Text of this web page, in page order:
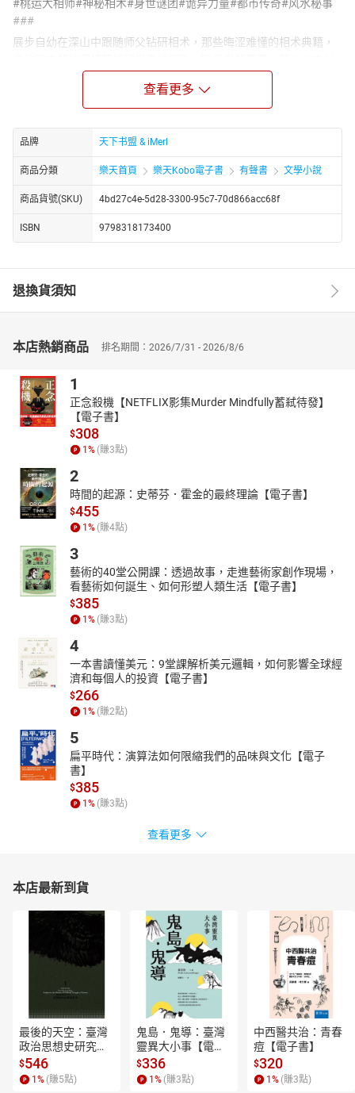
#桃运大相师#神秘相术#身世谜团#诡异力量#都市传奇#风水秘事
###
展步自幼在深山中跟随师父钻研相术，那些晦涩难懂的相术典籍，
外面世界的渴望愈发强烈，最终他毅然辞别师父，一头扎进了那繁
异彩。他时而为商界大佬指点迷津，助其事业蒸蒸日上；时而又为
普通百姓排忧解难，化解生活中的种种危机。一次次的成功，让他
在相术界声名鹊起，创下了属于自己的辉煌业绩。
可随着他在江湖中越走越深，一些隐藏在背后的端倪也逐渐浮出水
面。在槐陵，一股神秘而邪恶的力量悄然作妖，竟让风水界如泰山
北斗般的四位大师三死一疯，现场那诡异的蓝色符箓更是让人毛骨
悚然，这背后究竟隐藏着怎样的阴谋？而更让展步困惑不已的是自
得，在这片神秘而广袤的华夏大地上，似乎隐藏着无数可怕而又令
人着迷的存在……
http://www.youtube.com/channel/UC2yhCURng4uUj_phEqZwKig/
查看更多
品牌 天下书盟 & iMerl
商品分類 樂天首頁 樂天Kobo電子書 有聲書 文學小說
商品貨號(SKU) 4bd27c4e-5d28-3300-95c7-70d866acc68f
ISBN 9798318173400
退換貨須知
本店熱銷商品 排名期間：2026/7/31 - 2026/8/6
1
正念殺機【NETFLIX影集Murder Mindfully蓄弒待發】
【電子書】
$308
1 % (賺3點)
2
時間的起源：史蒂芬．霍金的最終理論【電子書】
$455
1 % (賺4點)
3
藝術的40堂公開課：透過故事，走進藝術家創作現場，
看藝術如何誕生、如何形塑人類生活【電子書】
$385
1 % (賺3點)
4
一本書讀懂美元：9堂課解析美元邏輯，如何影響全球經
濟和每個人的投資【電子書】
$266
1 % (賺2點)
5
扁平時代：演算法如何限縮我們的品味與文化【電子
書】
$385
1 % (賺3點)
查看更多
本店最新到貨
最後的天空：臺灣
政治思想史研究
【電子書】
$546
1 % (賺5點)
鬼島．鬼導：臺灣
靈異大小事【電子
書】
$336
1 % (賺3點)
中西醫共治：青春
痘【電子書】
$320
1 % (賺3點)